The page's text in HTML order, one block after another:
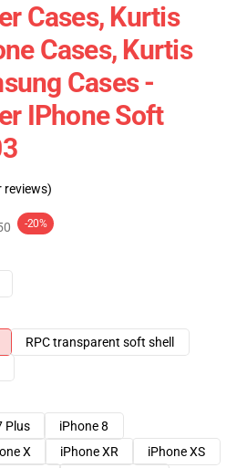
Cases, Kurtis
Cases, Kurtis
Cases -
IPhone Soft
reviews)
-20%
RPC transparent soft shell
Plus
iPhone 8
X iPhone XR
iPhone XS